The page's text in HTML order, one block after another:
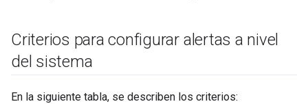
Criterios para configurar alertas a nivel
del sistema
En la siguiente tabla, se describen los criterios: